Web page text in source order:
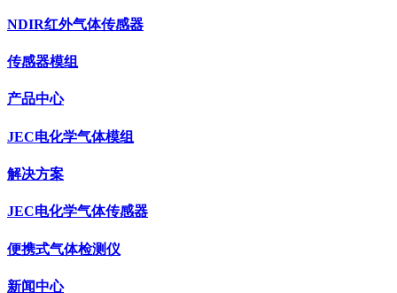
NDIR红外气体传感器
传感器模组
产品中心
JEC电化学气体模组
解决方案
JEC电化学气体传感器
便携式气体检测仪
新闻中心